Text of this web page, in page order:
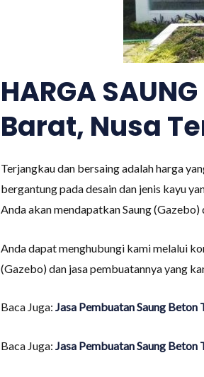
HARGA
Barat, Nusa
Terjangkau dan bersaing adalah harga
bergantung pada desain dan jenis kayu
Anda akan mendapatkan Saung
Anda dapat menghubungi kami melalui
(Gazebo) dan jasa pembuatannya yang
Baca Juga: Jasa Pembuatan Saung
Baca Juga: Jasa Pembuatan Saung